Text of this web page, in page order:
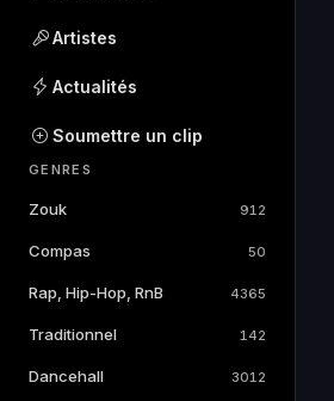
Artistes
Actualités
Soumettre un clip
GENRES
Zouk 912
Compas 50
Rap, Hip-Hop, RnB 4365
Traditionnel 142
Dancehall 3012